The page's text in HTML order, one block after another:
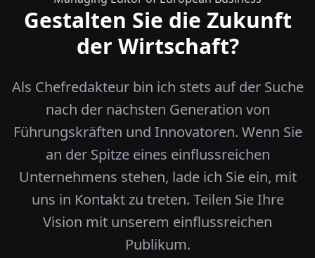
Gestalten Sie die Zukunft
der Wirtschaft?
Als Chefredakteur bin ich stets auf der Suche
nach der nächsten Generation von
Führungskräften und Innovatoren. Wenn Sie
an der Spitze eines einflussreichen
Unternehmens stehen, lade ich Sie ein, mit
uns in Kontakt zu treten. Teilen Sie Ihre
Vision mit unserem einflussreichen
Publikum.